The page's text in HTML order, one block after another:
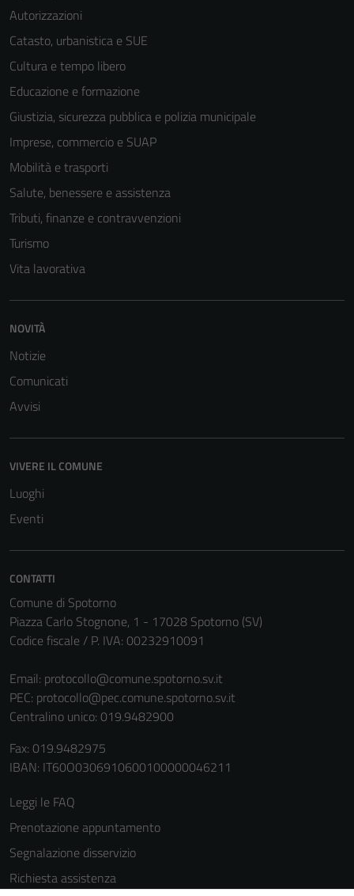
Autorizzazioni
Catasto, urbanistica e SUE
Cultura e tempo libero
Educazione e formazione
Giustizia, sicurezza pubblica e polizia municipale
Imprese, commercio e SUAP
Mobilità e trasporti
Salute, benessere e assistenza
Tributi, finanze e contravvenzioni
Turismo
Vita lavorativa
NOVITÀ
Notizie
Comunicati
Avvisi
VIVERE IL COMUNE
Luoghi
Eventi
CONTATTI
Comune di Spotorno
Piazza Carlo Stognone, 1 - 17028 Spotorno (SV)
Codice fiscale / P. IVA: 00232910091
Email: protocollo@comune.spotorno.sv.it
PEC: protocollo@pec.comune.spotorno.sv.it
Centralino unico: 019.9482900
Fax: 019.9482975
IBAN: IT60O0306910600100000046211
Leggi le FAQ
Prenotazione appuntamento
Segnalazione disservizio
Richiesta assistenza
Tecnici
funzionamento
non raccolgono